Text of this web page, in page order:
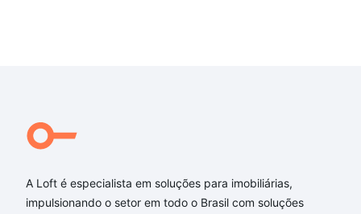
A Loft é especialista em soluções para imobiliárias,
impulsionando o setor em todo o Brasil com soluções